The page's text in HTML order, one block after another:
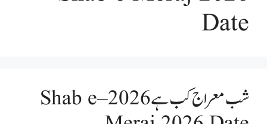
Date
شب معراج کب ہے 2026 – Shab e